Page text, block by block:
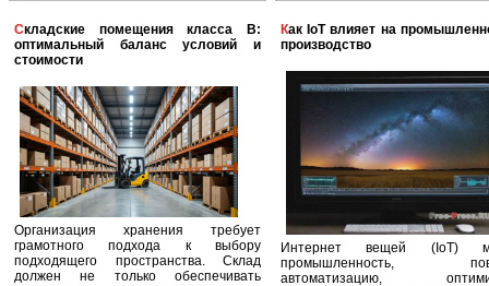
Складские помещения класса B:
оптимальный баланс условий и
стоимости
Организация хранения требует
грамотного подхода к выбору
подходящего пространства. Склад
должен не только обеспечивать
Как IoT влияет на промышленность и
производство
Интернет вещей (IoT)
промышленность,
автоматизацию,